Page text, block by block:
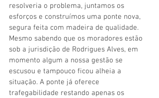
resolveria o problema, juntamos os
esforços e construímos uma ponte nova,
segura feita com madeira de qualidade.
Mesmo sabendo que os moradores estão
sob a jurisdição de Rodrigues Alves, em
momento algum a nossa gestão se
escusou e tampouco ficou alheia a
situação. A ponte já oferece
trafegabilidade restando apenas os